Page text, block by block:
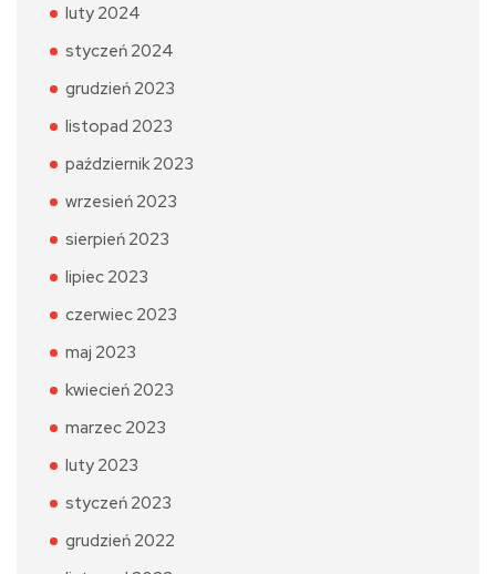
luty 2024
styczeń 2024
grudzień 2023
listopad 2023
październik 2023
wrzesień 2023
sierpień 2023
lipiec 2023
czerwiec 2023
maj 2023
kwiecień 2023
marzec 2023
luty 2023
styczeń 2023
grudzień 2022